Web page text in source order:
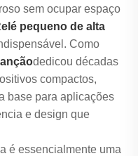
sem ocupar espaço
pequeno de alta
Como
dedicou décadas
compactos,
base para aplicações
e design que
é essencialmente uma